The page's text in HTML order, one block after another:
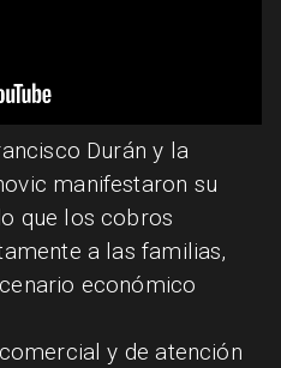
Durán y la
manifestaron su
que los cobros
a las familias,
económico
y de atención